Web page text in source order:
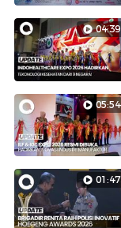
04:39
05:54
01:47